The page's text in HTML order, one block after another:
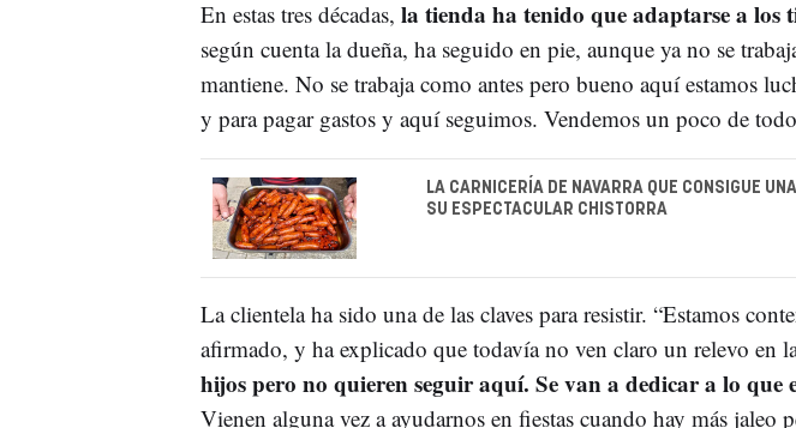
En estas tres décadas, la tienda ha tenido que adaptarse a los
según cuenta la dueña, ha seguido en pie, aunque ya no se
mantiene. No se trabaja como antes pero bueno aquí estamos
y para pagar gastos y aquí seguimos. Vendemos un poco de
LA CARNICERÍA DE NAVARRA QUE CONSIGUE
SU ESPECTACULAR CHISTORRA
La clientela ha sido una de las claves para resistir. “Estamos
afirmado, y ha explicado que todavía no ven claro un relevo en
hijos pero no quieren seguir aquí. Se van a dedicar a lo que
Vienen alguna vez a ayudarnos en fiestas cuando hay más jaleo